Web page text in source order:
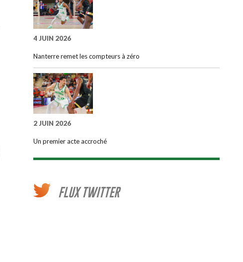
4 JUIN 2026
Nanterre remet les compteurs à zéro
2 JUIN 2026
Un premier acte accroché
FLUX TWITTER